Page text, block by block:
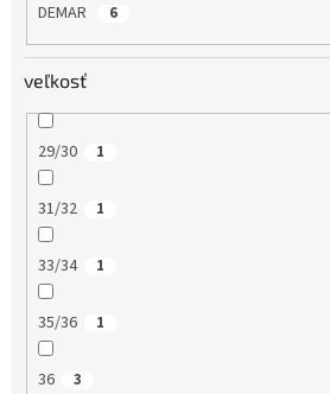
DEMAR 6
veľkosť
29/30 1
31/32 1
33/34 1
35/36 1
36 3